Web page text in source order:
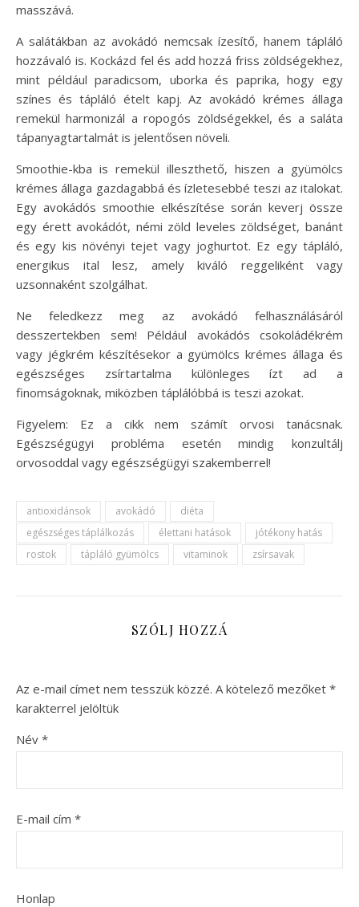
masszává.
A salátákban az avokádó nemcsak ízesítő, hanem tápláló
hozzávaló is. Kockázd fel és add hozzá friss zöldségekhez,
mint például paradicsom, uborka és paprika, hogy egy
színes és tápláló ételt kapj. Az avokádó krémes állaga
remekül harmonizál a ropogós zöldségekkel, és a saláta
tápanyagtartalmát is jelentősen növeli.
Smoothie-kba is remekül illeszthető, hiszen a gyümölcs
krémes állaga gazdagabbá és ízletesebbé teszi az italokat.
Egy avokádós smoothie elkészítése során keverj össze
egy érett avokádót, némi zöld leveles zöldséget, banánt
és egy kis növényi tejet vagy joghurtot. Ez egy tápláló,
energikus ital lesz, amely kiváló reggeliként vagy
uzsonnaként szolgálhat.
Ne feledkezz meg az avokádó felhasználásáról
desszertekben sem! Például avokádós csokoládékrém
vagy jégkrém készítésekor a gyümölcs krémes állaga és
egészséges zsírtartalma különleges ízt ad a
finomságoknak, miközben táplálóbbá is teszi azokat.
Figyelem: Ez a cikk nem számít orvosi tanácsnak.
Egészségügyi probléma esetén mindig konzultálj
orvosoddal vagy egészségügyi szakemberrel!
antioxidánsok avokádó
diéta
egészséges táplálkozás
élettani hatások
jótékony hatás
rostok
tápláló gyümölcs vitaminok zsírsavak
SZÓLJ HOZZÁ
Az e-mail címet nem tesszük közzé. A kötelező mezőket *
karakterrel jelöltük
Név *
E-mail cím *
Honlap